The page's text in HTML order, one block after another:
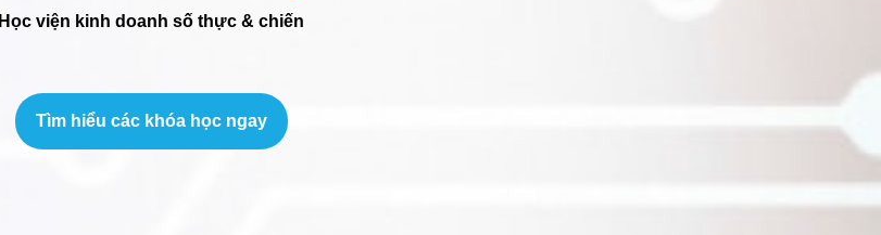
Học viện kinh doanh số thực & chiến
Tìm hiểu các khóa học ngay